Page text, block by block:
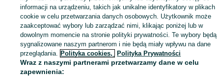
KATEGORIA
ID:1035271048 Wyświetlenia:
Zadzwoń / SMS
informacji na urządzeniu, takich jak unikalne identyfikatory w plikach
cookie w celu przetwarzania danych osobowych. Użytkownik może
zaakceptować wybory lub zarządzać nimi, klikając poniżej lub w
dowolnym momencie na stronie polityki prywatności. Te wybory będą
sygnalizowane naszym partnerom i nie będą miały wpływu na dane
przeglądania. Polityka cookies, Polityka Prywatności
Wraz z naszymi partnerami przetwarzamy dane w celu
zapewnienia: